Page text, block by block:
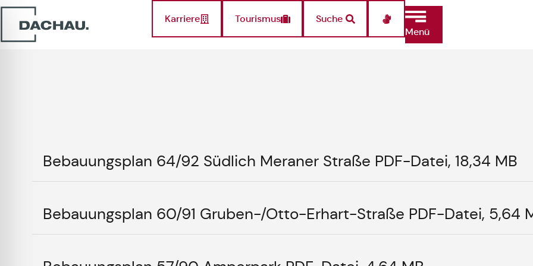
Karriere Tourismus
Suche
Menü
Bebauungsplan 64/92 Südlich Meraner Straße PDF-Datei, 18,34 MB
Bebauungsplan 60/91 Gruben-/Otto-Erhart-Straße PDF-Datei, 5,64